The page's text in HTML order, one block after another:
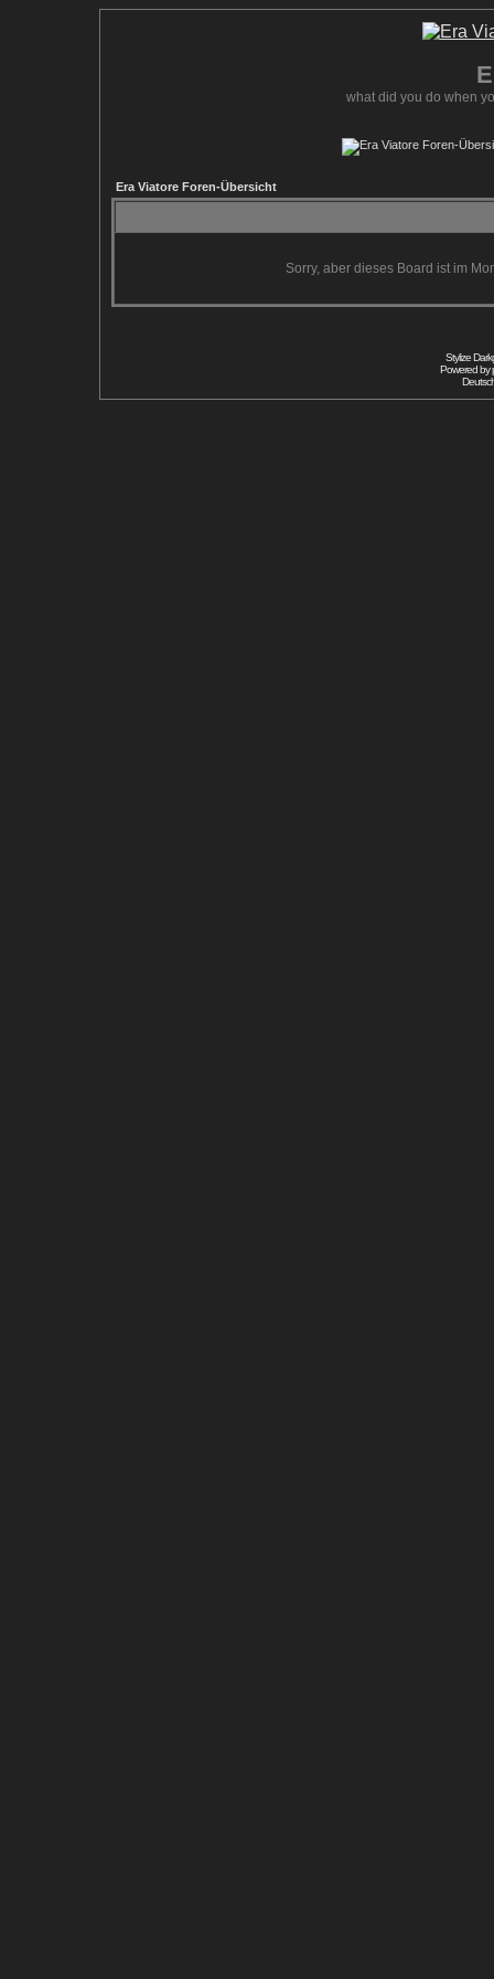
what did you do when
Era Viatore Foren-Übersicht
Sorry, aber dieses Board ist im
Stylize
Powered by